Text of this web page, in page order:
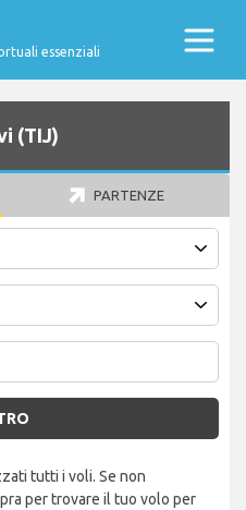
essenziali
(TIJ)
PARTENZE
tutti i voli. Se non
per trovare il tuo volo per